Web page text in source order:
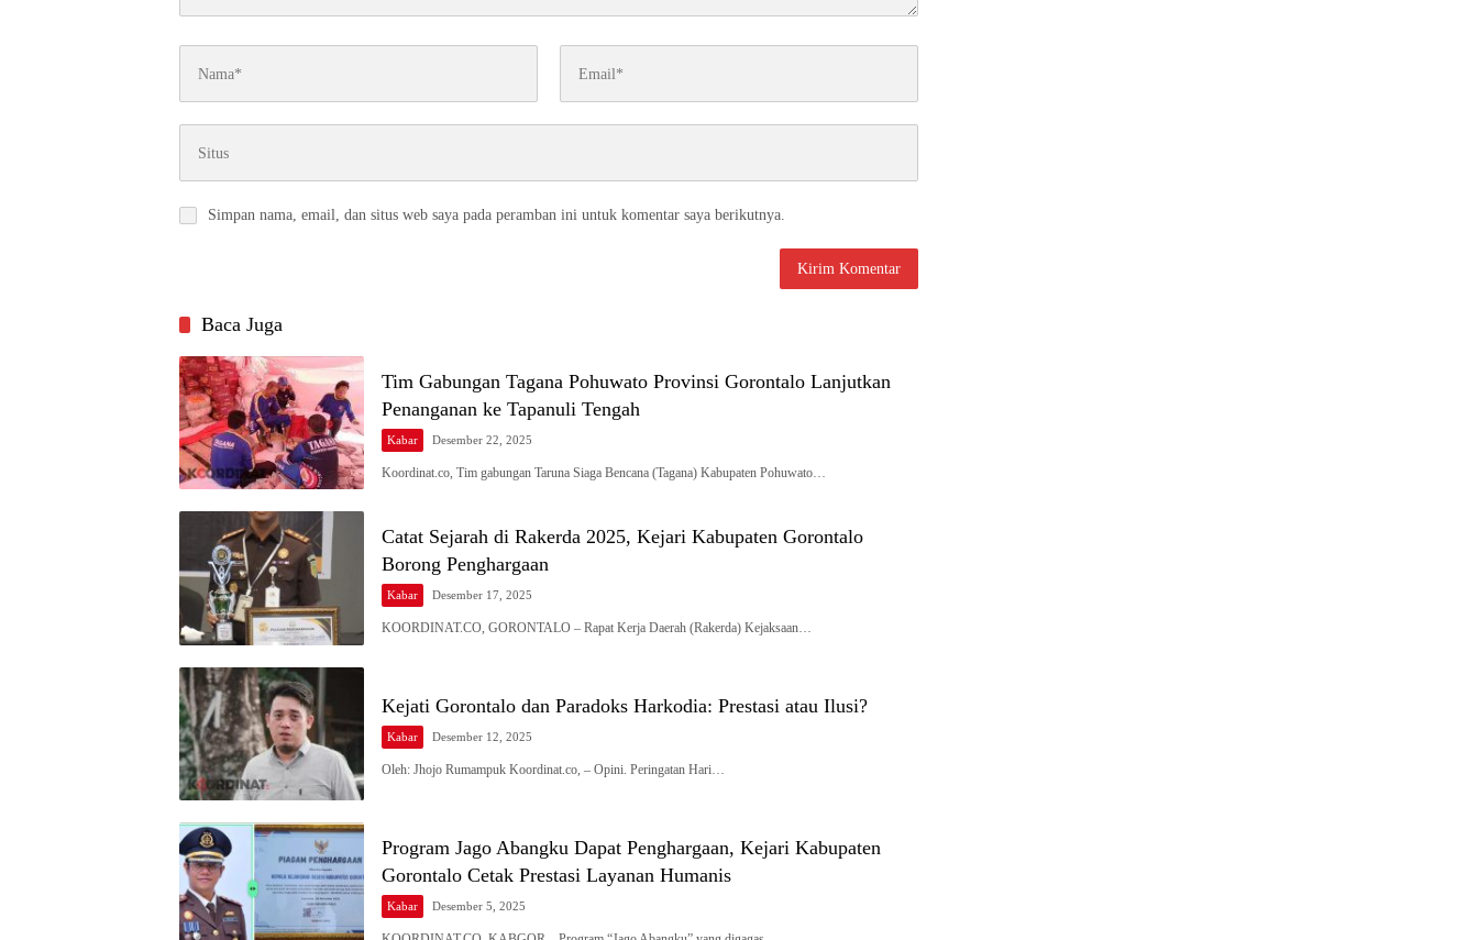
Simpan nama, email, dan situs web saya pada peramban ini untuk komentar saya berikutnya.
Baca Juga
Tim Gabungan Tagana Pohuwato Provinsi Gorontalo Lanjutkan
Penanganan ke Tapanuli Tengah
Kabar Desember 22, 2025
Koordinat.co, Tim gabungan Taruna Siaga Bencana (Tagana) Kabupaten Pohuwato…
Catat Sejarah di Rakerda 2025, Kejari Kabupaten Gorontalo
Borong Penghargaan
Kabar Desember 17, 2025
KOORDINAT.CO, GORONTALO – Rapat Kerja Daerah (Rakerda) Kejaksaan…
Kejati Gorontalo dan Paradoks Harkodia: Prestasi atau Ilusi?
Kabar Desember 12, 2025
Oleh: Jhojo Rumampuk Koordinat.co, – Opini. Peringatan Hari…
Program Jago Abangku Dapat Penghargaan, Kejari Kabupaten
Gorontalo Cetak Prestasi Layanan Humanis
Kabar Desember 5, 2025